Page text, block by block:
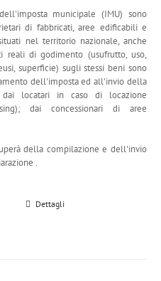
municipale (IMU) sono
di fabbricati, aree edificabili e
nel territorio nazionale, anche
reali di godimento (usufrutto, uso,
superficie) sugli stessi beni sono
dell'imposta ed all'invio della
dai locatari in caso di locazione
dai concessionari di aree
della compilazione e dell'invio
.
Dettagli